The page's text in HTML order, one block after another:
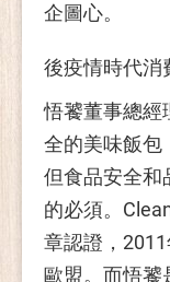
企圖心。
後疫情時代消
悟饕董事總經
全的美味飯包
但食品安全和
的必須。
章認證，
歐盟。而悟饕